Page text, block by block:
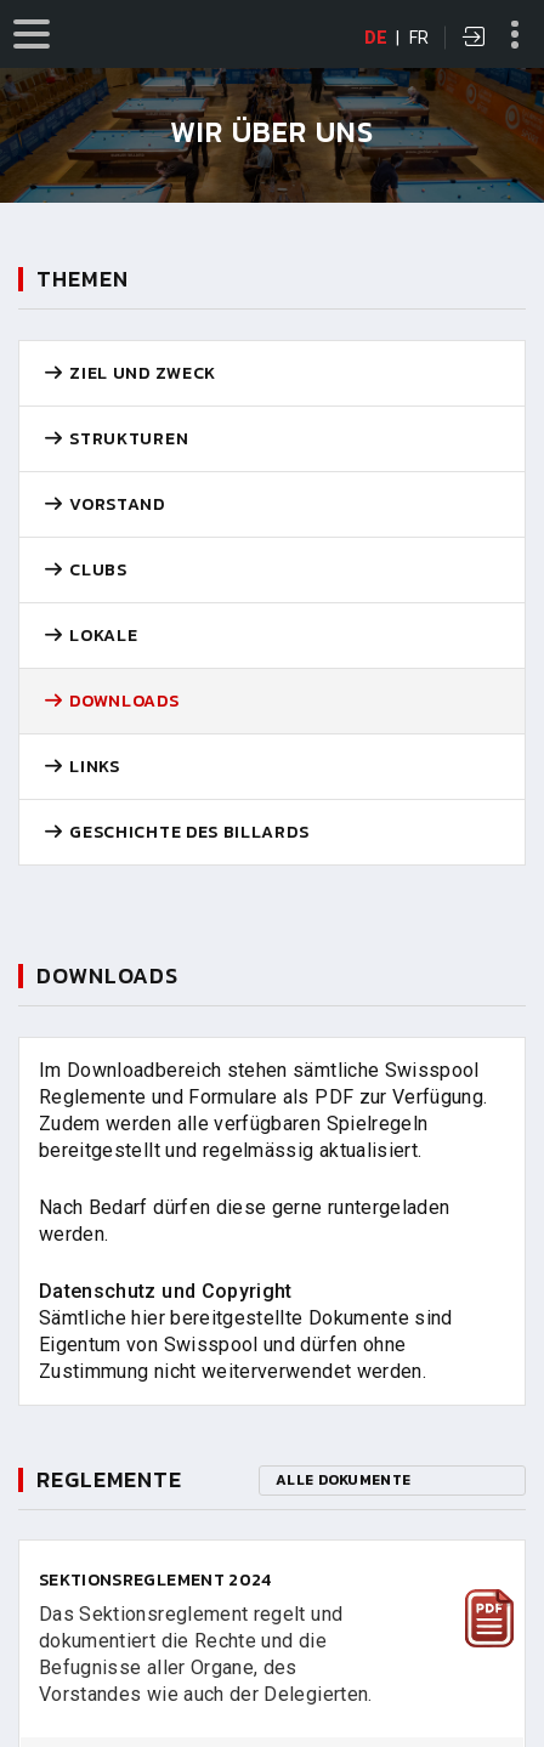
DE | FR
WIR ÜBER UNS
THEMEN
ZIEL UND ZWECK
STRUKTUREN
VORSTAND
CLUBS
LOKALE
DOWNLOADS
LINKS
GESCHICHTE DES BILLARDS
DOWNLOADS
Im Downloadbereich stehen sämtliche Swisspool
Reglemente und Formulare als PDF zur Verfügung.
Zudem werden alle verfügbaren Spielregeln
bereitgestellt und regelmässig aktualisiert.
Nach Bedarf dürfen diese gerne runtergeladen
werden.
Datenschutz und Copyright
Sämtliche hier bereitgestellte Dokumente sind
Eigentum von Swisspool und dürfen ohne
Zustimmung nicht weiterverwendet werden.
REGLEMENTE ALLE DOKUMENTE
SEKTIONSREGLEMENT 2024
Das Sektionsreglement regelt und
dokumentiert die Rechte und die
Befugnisse aller Organe, des
Vorstandes wie auch der Delegierten.